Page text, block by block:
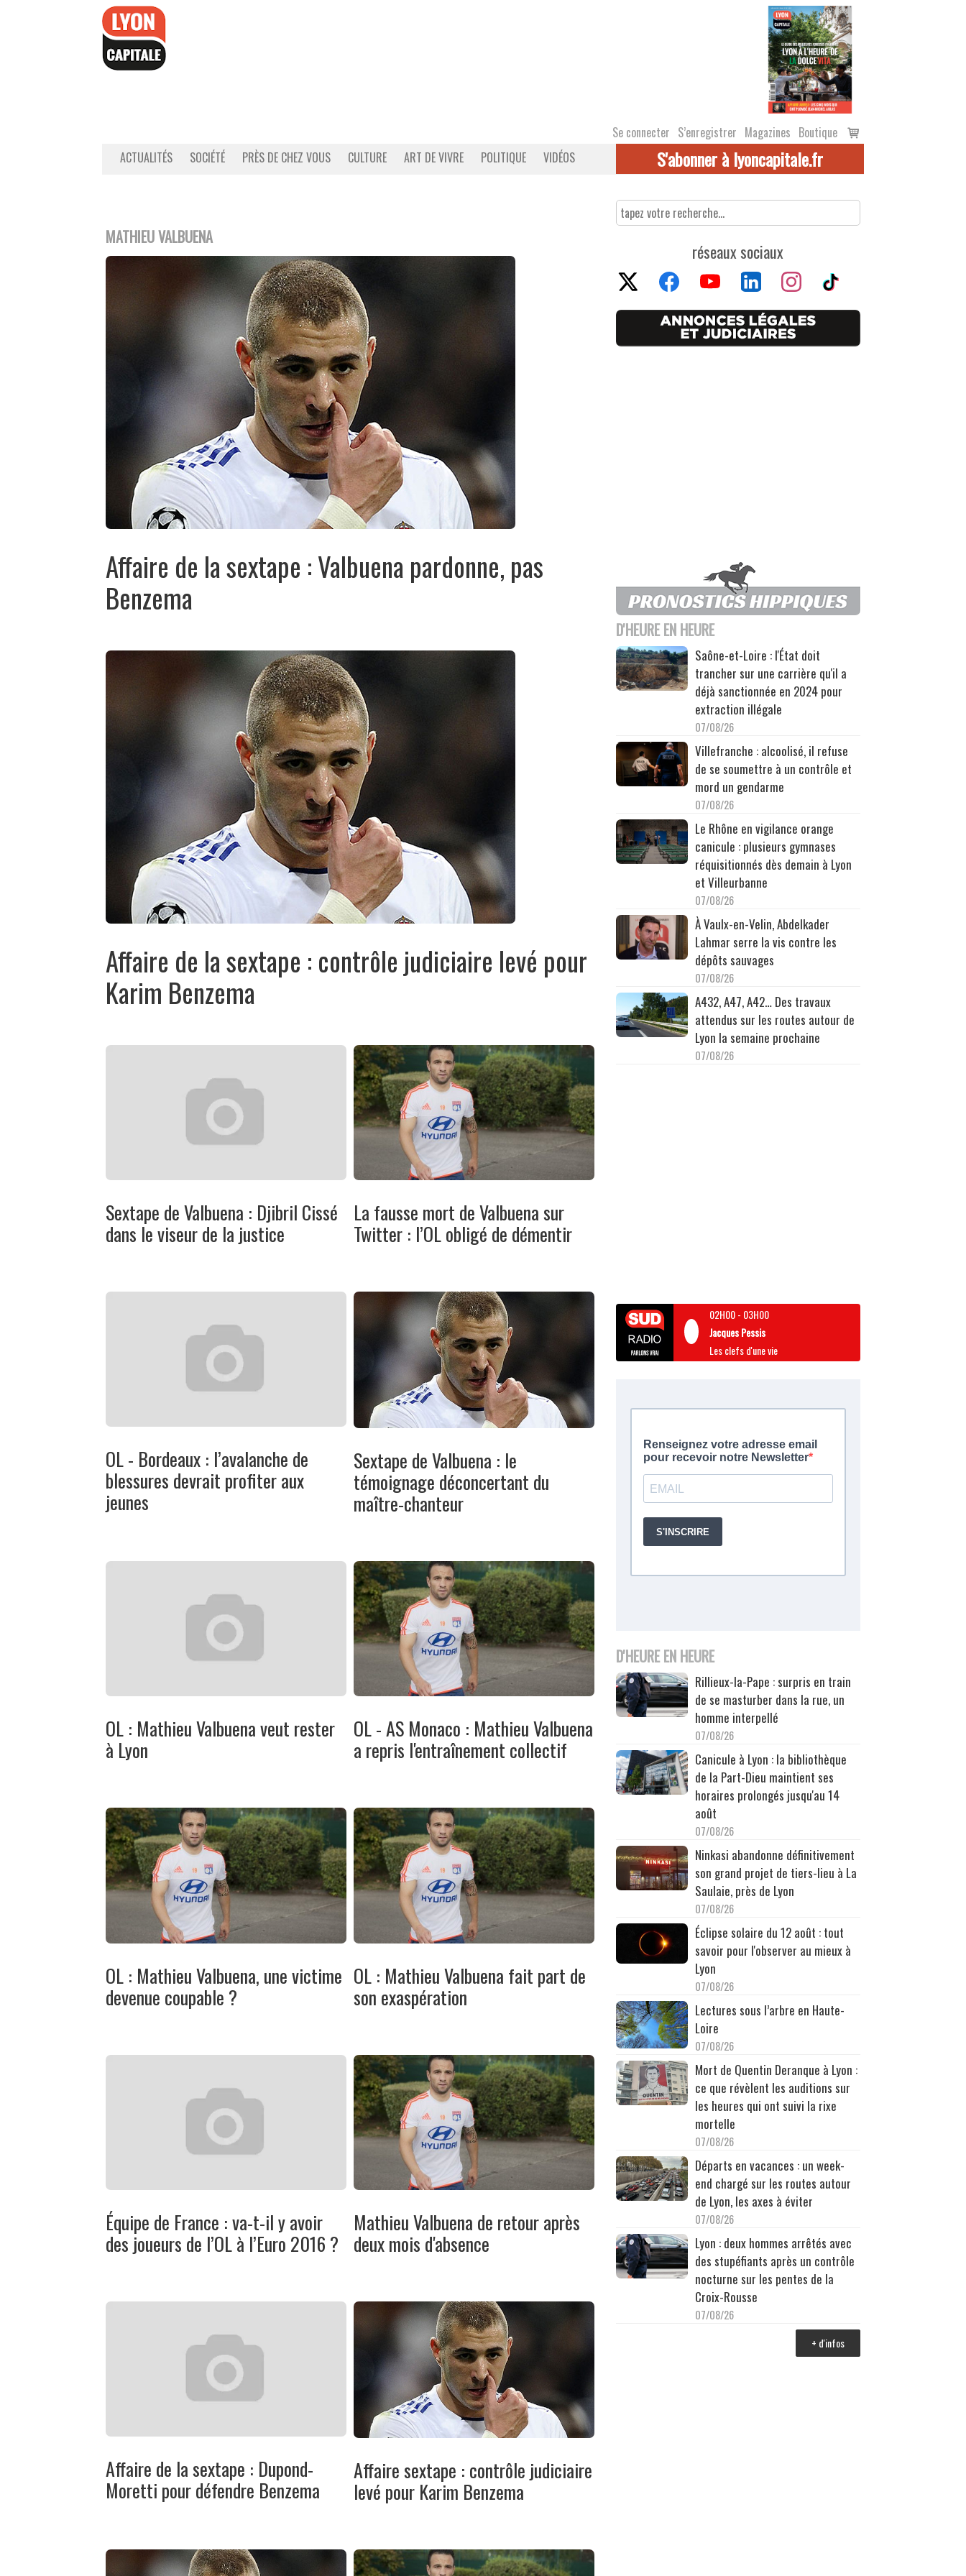
Se connecter S’enregistrer Magazines Boutique
Voir
le
ACTUALITÉS SOCIÉTÉ PRÈS DE CHEZ VOUS CULTURE ART DE VIVRE POLITIQUE VIDÉOS S'abonner à lyoncapitale.fr
MATHIEU VALBUENA
Affaire de la sextape : Valbuena pardonne, pas
Benzema
Affaire de la sextape : contrôle judiciaire levé pour
Karim Benzema
Sextape de Valbuena : Djibril Cissé
dans le viseur de la justice
La fausse mort de Valbuena sur
Twitter : l’OL obligé de démentir
OL - Bordeaux : l’avalanche de
blessures devrait profiter aux
jeunes
Sextape de Valbuena : le
témoignage déconcertant du
maître-chanteur
OL : Mathieu Valbuena veut rester
à Lyon
OL - AS Monaco : Mathieu Valbuena
a repris l'entraînement collectif
OL : Mathieu Valbuena, une victime
devenue coupable ?
OL : Mathieu Valbuena fait part de
son exaspération
Équipe de France : va-t-il y avoir
des joueurs de l’OL à l’Euro 2016 ?
Mathieu Valbuena de retour après
deux mois d'absence
Affaire de la sextape : Dupond-
Moretti pour défendre Benzema
Affaire sextape : contrôle judiciaire
levé pour Karim Benzema
réseaux sociaux
D'HEURE EN HEURE
Saône-et-Loire : l'État doit
trancher sur une carrière qu'il a
déjà sanctionnée en 2024 pour
extraction illégale
07/08/26
Villefranche : alcoolisé, il refuse
de se soumettre à un contrôle et
mord un gendarme
07/08/26
Le Rhône en vigilance orange
canicule : plusieurs gymnases
réquisitionnés dès demain à Lyon
et Villeurbanne
07/08/26
À Vaulx-en-Velin, Abdelkader
Lahmar serre la vis contre les
dépôts sauvages
07/08/26
A432, A47, A42… Des travaux
attendus sur les routes autour de
Lyon la semaine prochaine
07/08/26
02H00- 03H00
Jacques Pessis
Les clefs d'une vie
D'HEURE EN HEURE
Rillieux-la-Pape : surpris en train
de se masturber dans la rue, un
homme interpellé
07/08/26
Canicule à Lyon : la bibliothèque
de la Part-Dieu maintient ses
horaires prolongés jusqu'au 14
août
07/08/26
Ninkasi abandonne définitivement
son grand projet de tiers-lieu à La
Saulaie, près de Lyon
07/08/26
Éclipse solaire du 12 août : tout
savoir pour l'observer au mieux à
Lyon
07/08/26
Lectures sous l’arbre en Haute-
Loire
07/08/26
Mort de Quentin Deranque à Lyon :
ce que révèlent les auditions sur
les heures qui ont suivi la rixe
mortelle
07/08/26
Départs en vacances : un week-
end chargé sur les routes autour
de Lyon, les axes à éviter
07/08/26
Lyon : deux hommes arrêtés avec
des stupéfiants après un contrôle
nocturne sur les pentes de la
Croix-Rousse
07/08/26
+ d'infos